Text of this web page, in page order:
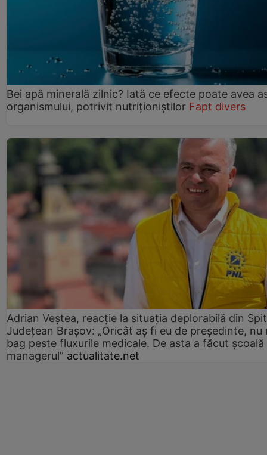
Bei apă minerală zilnic? Iată ce efecte poate avea
organismului, potrivit nutriționiștilor Fapt divers
Adrian Veștea, reacție la situația deplorabilă din
Județean Brașov: „Oricât aș fi eu de președinte, nu
bag peste fluxurile medicale. De asta a făcut școală
managerul” actualitate.net